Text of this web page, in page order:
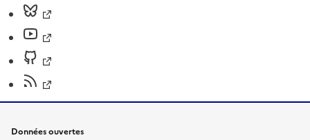
Données ouvertes